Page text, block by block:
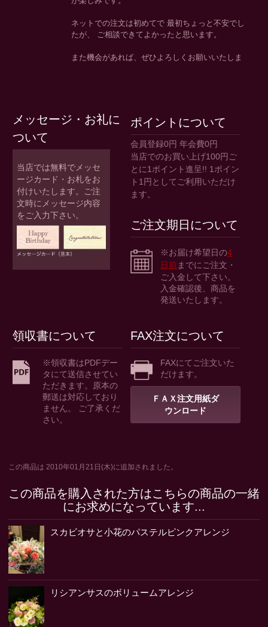
メッセージ・お礼に
ついて
当店では無料でメッセ
ージカード・お札をお
付けいたします。ご注
文時にメッセージ内容
をご入力下さい。
ポイントについて
会員登録0円 年会費0円
当店でのお買い上げ100円ご
とに1ポイント進呈!! 1ポイン
ト1円としてご利用いただけ
ます。
ご注文期日について
※お届け希望日の4
日前までにご注文・
ご入金して下さい。
入金確認後、商品を
発送いたします。
領収書について
※領収書はPDFデー
タにて送信させてい
ただきます。原本の
郵送は対応しており
ません。 ご了承くだ
さい。
FAX注文について
FAXにてご注文いた
だけます。
ＦＡＸ注文用紙ダ
ウンロード
この商品は 2010年01月21日(木)に追加されました。
この商品を購入された方はこちらの商品の一緒
にお求めになっています...
スカビオサと小花のパステルピンクアレンジ
リシアンサスのボリュームアレンジ